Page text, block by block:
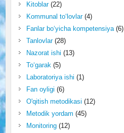
Kitoblar(22)
Kommunal to‘lovlar(4)
Fanlar bo‘yicha kompetensiya(6)
Tanlovlar(28)
Nazorat ishi (13)
To‘garak(5)
Laboratoriya ishi (1)
Fan oyligi (6)
O'qitish metodikasi (12)
Metodik yordam (45)
Monitoring(12)